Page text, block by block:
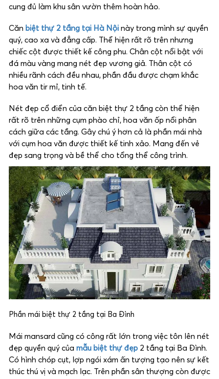
cung đủ làm khu sân vườn thêm hoàn hảo.
Căn biệt thự 2 tầng tại Hà Nộinày trong mình sự quyền
quý, cao xa và đẳng cấp. Thể hiện rất rõ trên nhưng
chiếc cột được thiết kế công phu. Chân cột nổi bật với
đá màu vàng mang nét đẹp vương giả. Thân cột có
nhiều rãnh cách đều nhau, phần đầu được chạm khắc
hoa văn tir mỉ, tinh tế.
Nét đẹp cổ điển của căn biệt thự 2 tầng còn thể hiện
rất rõ trên những cụm phào chỉ, hoa văn ốp nổi phân
cách giữa các tầng. Gây chú ý hơn cả là phần mái nhà
với cụm hoa văn được thiết kế tinh xảo. Mang đến vẻ
đẹp sang trọng và bề thể cho tổng thể công trình.
Phần mái biệt thự 2 tầng tại Ba Đình
Mái mansard cũng có công rất lớn trong việc tôn lên nét
đẹp quyền quý của mẫu biệt thự đẹp2 tầng tại Ba Đình.
Có hình chóp cụt, lợp ngói xám ấn tượng tạo nên sự kết
thúc thú vị và mạch lạc. Trên phần sân thượng còn được